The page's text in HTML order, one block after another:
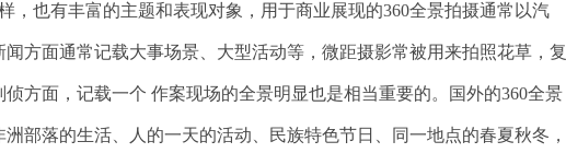
也有丰富的主题和表现对象，用于商业展现的360全景拍摄通常以汽
方面通常记载大事场景、大型活动等，微距摄影常被用来拍照花草，复
方面，记载一个 作案现场的全景明显也是相当重要的。国外的360全景
部落的生活、人的一天的活动、民族特色节日、同一地点的春夏秋冬，